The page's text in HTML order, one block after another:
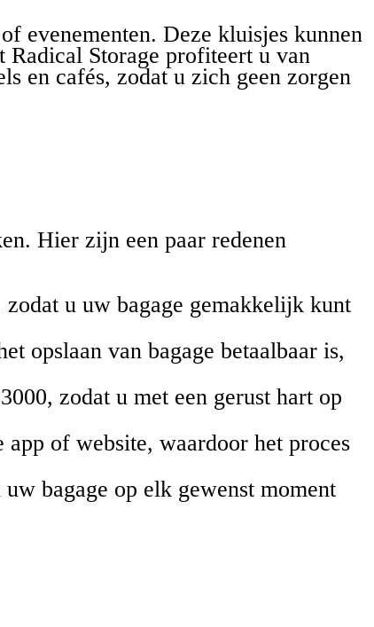
evenementen. Deze kluisjes kunnen
Storage profiteert u van
en cafés, zodat u zich geen zorgen
Hier zijn een paar redenen
u uw bagage gemakkelijk kunt
opslaan van bagage betaalbaar is,
zodat u met een gerust hart op
of website, waardoor het proces
bagage op elk gewenst moment